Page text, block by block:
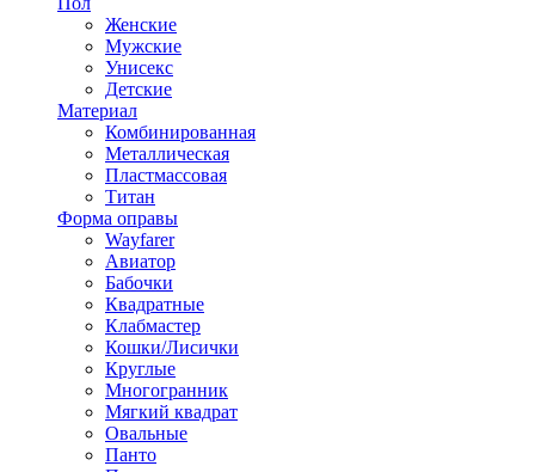
Женские
Мужские
Унисекс
Детские
Материал
Комбинированная
Металлическая
Пластмассовая
Титан
Форма оправы
Wayfarer
Авиатор
Бабочки
Квадратные
Клабмастер
Кошки/Лисички
Круглые
Многогранник
Мягкий квадрат
Овальные
Панто